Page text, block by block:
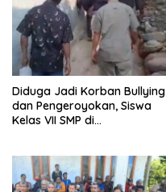
Diduga Jadi Korban Bullying
dan Pengeroyokan, Siswa
Kelas VII SMP di